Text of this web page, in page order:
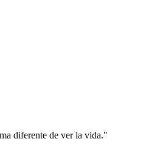
diferente de ver la vida."